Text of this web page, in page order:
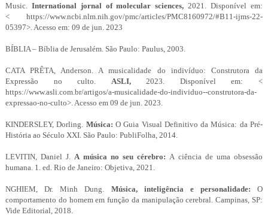
Music. International jornal of molecular sciences,2021. Disponível em:
<
https://www.ncbi.nlm.nih.gov/pmc/articles/PMC8160972/#B11-ijms-22-
05397>. Acesso em: 09 de jun. 2023
BÍBLIA – Bíblia de Jerusalém. São Paulo: Paulus, 2003.
CATA PRÊTA, Anderson. A musicalidade do indivíduo: Construtora da
Expressão no culto. ASLI,2023. Disponível em: <
https://www.asli.com.br/artigos/a-musicalidade-do-individuo--construtora-da-
expressao-no-culto>. Acesso em 09 de jun. 2023.
KINDERSLEY, Dorling. Música: O Guia Visual Definitivo da Música: da Pré-
História ao Século XXI. São Paulo: PubliFolha, 2014.
LEVITIN, Daniel J.A música no seu cérebro:A ciência de uma obsessão
humana. 1. ed. Rio de Janeiro: Objetiva, 2021.
NGHIEM, Dr. Minh Dung. Música, inteligência e personalidade:O
comportamento do homem em função da manipulação cerebral. Campinas, SP:
Vide Editorial, 2018.